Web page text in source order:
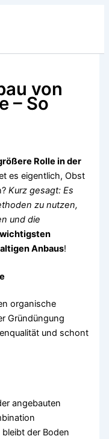
von
– So
Rolle in der
es eigentlich, Obst
Kurz gesagt: Es
zu nutzen,
und die
Anbaus!
organische
Gründüngung
und schont
angebauten
der Boden